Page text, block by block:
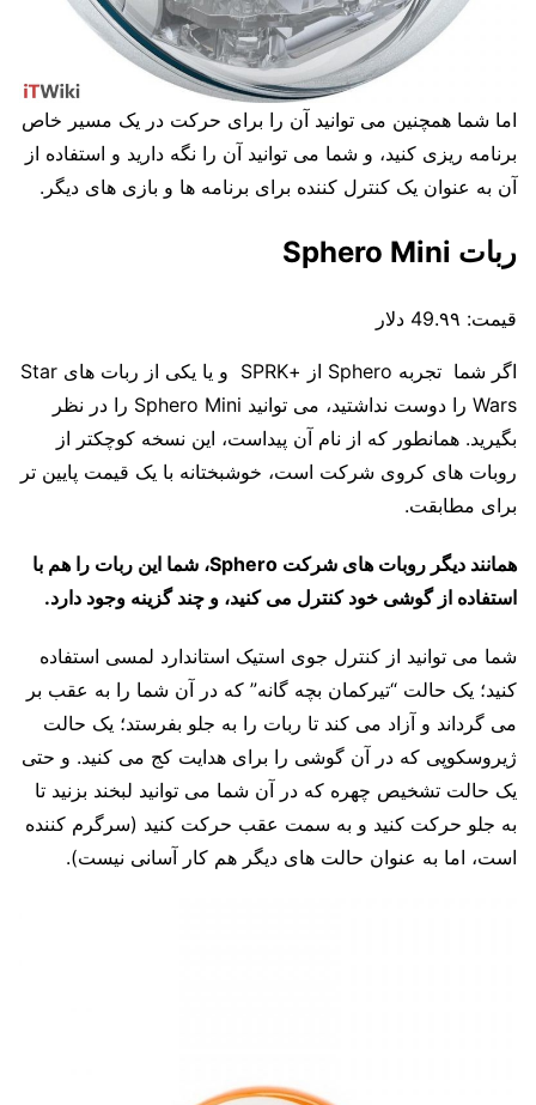
اما شما همچنین می توانید آن را برای حرکت در یک مسیر خاص
برنامه ریزی کنید، و شما می توانید آن را نگه دارید و استفاده از
آن به عنوان یک کنترل کننده برای برنامه ها و بازی های دیگر.
ربات Sphero Mini
قیمت:
اگر شما تجربه Sphero از +
SPRK و یا یکی از ربات های Star
Wars را دوست نداشتید، می توانید Sphero Mini را در نظر
بگیرید. همانطور که از نام آن پیداست، این نسخه کوچکتر از
روبات های کروی شرکت است، خوشبختانه با یک قیمت پایین تر
برای مطابقت.
همانند دیگر روبات های شرکت Sphero، شما این ربات را هم با
استفاده از گوشی خود کنترل می کنید، و چند گزینه وجود دارد.
شما می توانید از کنترل جوی استیک استاندارد لمسی استفاده
کنید؛ یک حالت “تیرکمان بچه گانه” که در آن شما را به عقب بر
می گرداند و آزاد می کند تا ربات را به جلو بفرستد؛ یک حالت
ژیروسکوپی که در آن گوشی را برای هدایت کج می کنید. و حتی
یک حالت تشخیص چهره که در آن شما می توانید لبخند بزنید تا
به جلو حرکت کنید و به سمت عقب حرکت کنید (سرگرم کننده
است، اما به عنوان حالت های دیگر هم کار آسانی نیست).